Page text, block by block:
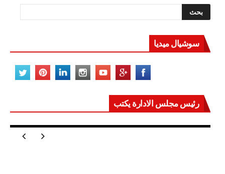
سوشيال ميديا
رئيس مجلس الادارة يكتب
مصر تعيد للعالم اتزانه